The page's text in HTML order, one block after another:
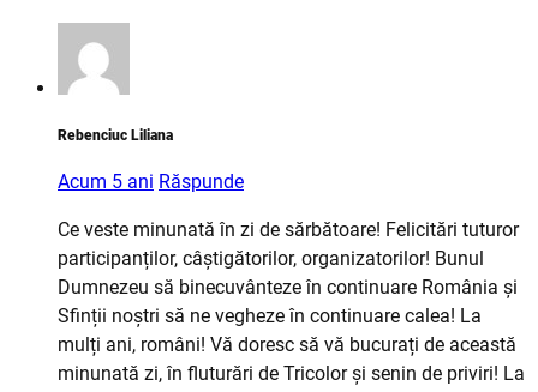
Rebenciuc Liliana
Acum 5 ani Răspunde
Ce veste minunată în zi de sărbătoare! Felicitări tuturor
participanților, câștigătorilor, organizatorilor! Bunul
Dumnezeu să binecuvânteze în continuare România și
Sfinții noștri să ne vegheze în continuare calea! La
mulți ani, români! Vă doresc să vă bucurați de această
minunată zi, în fluturări de Tricolor și senin de priviri! La